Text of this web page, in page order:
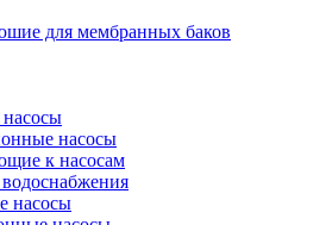
для мембранных баков
насосы
к насосам
насосы